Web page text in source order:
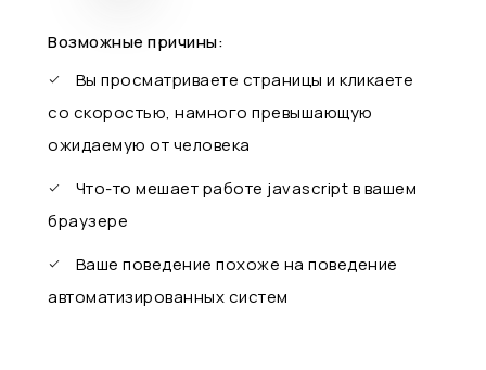
Возможные причины:
Вы просматриваете страницы и кликаете
со скоростью, намного превышающую
ожидаемую от человека
Что-то мешает работе javascript в вашем
браузере
Ваше поведение похоже на поведение
автоматизированных систем